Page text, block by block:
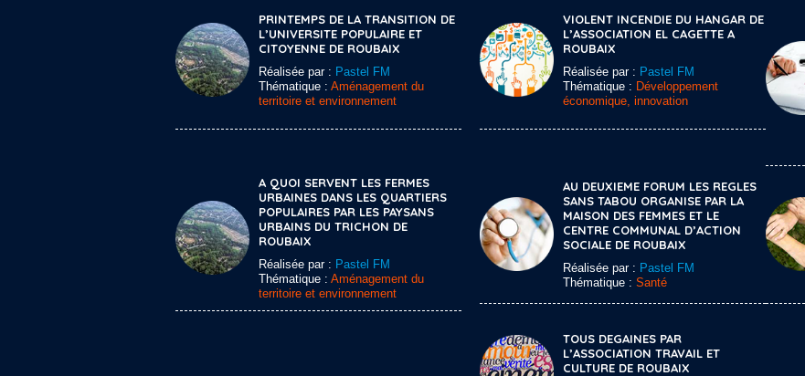
PRINTEMPS DE LA TRANSITION DE
L’UNIVERSITE POPULAIRE ET
CITOYENNE DE ROUBAIX
Réalisée par : Pastel FM
Thématique : Aménagement du
territoire et environnement
VIOLENT INCENDIE DU HANGAR DE
L’ASSOCIATION EL CAGETTE A
ROUBAIX
Réalisée par : Pastel FM
Thématique : Développement
économique, innovation
A QUOI SERVENT LES FERMES
URBAINES DANS LES QUARTIERS
POPULAIRES PAR LES PAYSANS
URBAINS DU TRICHON DE
ROUBAIX
Réalisée par : Pastel FM
Thématique : Aménagement du
territoire et environnement
AU DEUXIEME FORUM LES REGLES
SANS TABOU ORGANISE PAR LA
MAISON DES FEMMES ET LE
CENTRE COMMUNAL D’ACTION
SOCIALE DE ROUBAIX
Réalisée par : Pastel FM
Thématique : Santé
TOUS DEGAINES PAR
L’ASSOCIATION TRAVAIL ET
CULTURE DE ROUBAIX